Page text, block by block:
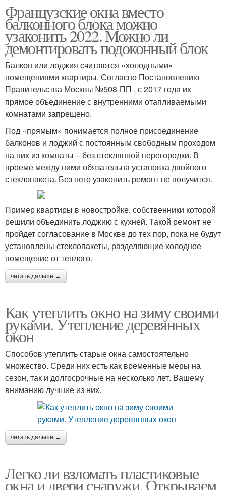
Французские окна вместо
балконного блока можно
узаконить 2022. Можно ли
демонтировать подоконный блок
Балкон или лоджия считаются «холодными»
помещениями квартиры. Согласно Постановлению
Правительства Москвы №508-ПП , с 2017 года их
прямое объединение с внутренними отапливаемыми
комнатами запрещено.
Под «прямым» понимается полное присоединение
балконов и лоджий с постоянным свободным проходом
на них из комнаты – без стеклянной перегородки. В
проеме между ними обязательна установка двойного
стеклопакета. Без него узаконить ремонт не получится.
Пример квартиры в новостройке, собственники которой
решили объединить лоджию с кухней. Такой ремонт не
пройдет согласование в Москве до тех пор, пока не будут
установлены стеклопакеты, разделяющие холодное
помещение от теплого.
читать дальше →
Как утеплить окно на зиму своими
руками. Утепление деревянных
окон
Способов утеплить старые окна самостоятельно
множество. Среди них есть как временные меры на
сезон, так и долгосрочные на несколько лет. Вашему
вниманию лучшие из них.
читать дальше →
Легко ли взломать пластиковые
окна и двери снаружи. Открываем